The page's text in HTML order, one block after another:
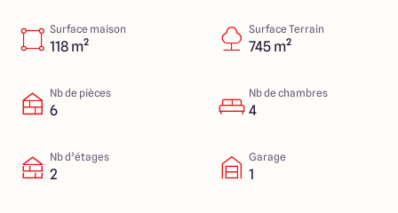
4.7 4.7
Surface maison
118 m²
Surface Terrain
745 m²
Nb de pièces
6
Nb de chambres
4
Nb d’étages
2
Garage
1